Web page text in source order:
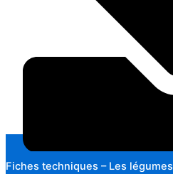
Fiches techniques – Les légumes